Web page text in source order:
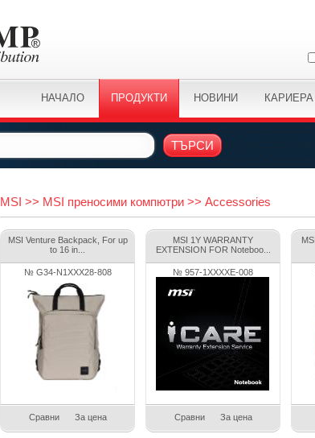
НАЧАЛО ПРОДУКТИ НОВИНИ КАРИЕРА
ТЪРСИ
MSI >> MSI преносими компютри >> Accessories
MSI Venture Backpack, For up
to 16 in...
№ G34-N1XXX28-808
Сравни За цена
MSI 1Y WARRANTY
EXTENSION FOR Noteboo...
№ 957-1XXXXE-008
Сравни За цена